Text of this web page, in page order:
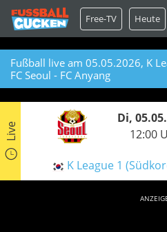
Free-TV Heute
Fußball live am 05.05.2026, K
FC Seoul - FC Anyang
Live
Di,
12:00
K League 1